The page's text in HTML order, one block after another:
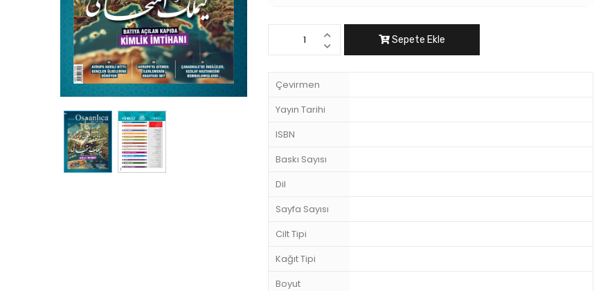
Sepete Ekle
Çevirmen
Yayın Tarihi
ISBN
Baskı Sayısı
Dil
Sayfa Sayısı
Cilt Tipi
Kağıt Tipi
Boyut